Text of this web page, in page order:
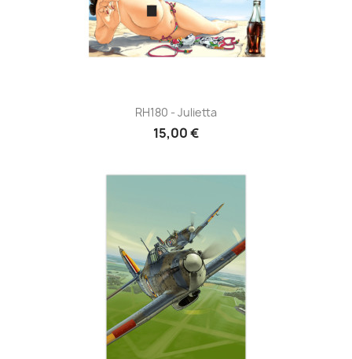
RH180 - Julietta
15,00 €